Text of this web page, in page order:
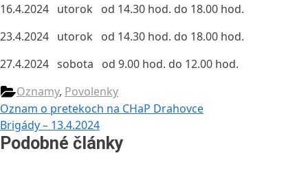
16.4.2024 utorok od 14.30 hod. do 18.00 hod.
23.4.2024 utorok od 14.30 hod. do 18.00 hod.
27.4.2024 sobota od 9.00 hod. do 12.00 hod.
Oznamy, Povolenky
Navigácia
v
článku
Previous
Post:
Oznam o pretekoch na CHaP Drahovce
Next
Post:
Brigády – 13.4.2024
Podobné články